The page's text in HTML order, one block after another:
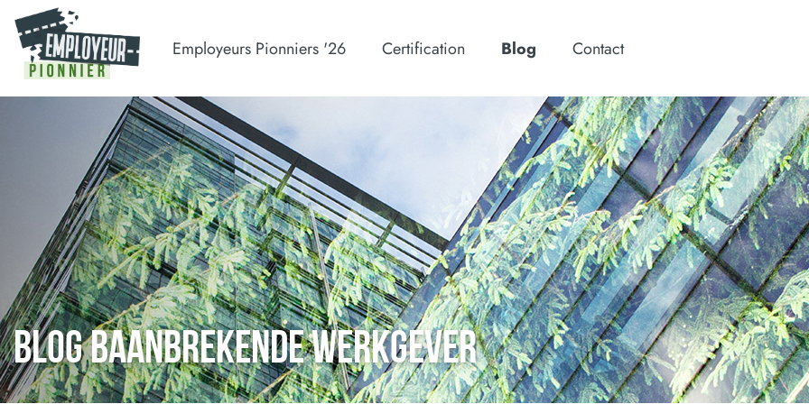
Employeurs Pionniers '26 Certification Blog Contact
BLOG BAANBREKENDE WERKGEVER